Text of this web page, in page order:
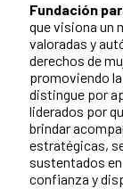
Fundación
que visiona un
valoradas y
derechos de
promoviendo
distingue por
liderados por
brindar
estratégicas,
sustentados
confianza y